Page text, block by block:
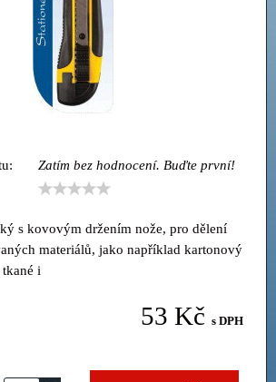
Zatím bez hodnocení. Buďte první!
s kovovým držením nože, pro dělení
materiálů, jako například kartonový
i
53 Kč s DPH